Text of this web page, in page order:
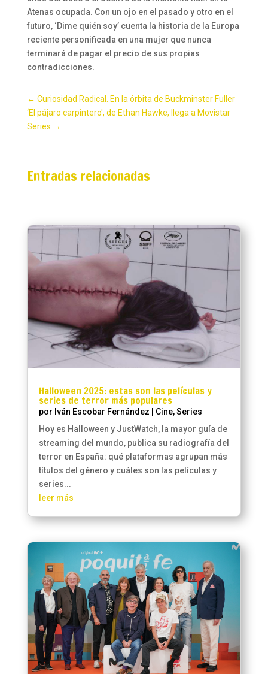
Atenas ocupada. Con un ojo en el pasado y otro en el
futuro, ‘Dime quién soy’ cuenta la historia de la Europa
reciente personificada en una mujer que nunca
terminará de pagar el precio de sus propias
contradicciones.
← Curiosidad Radical. En la órbita de Buckminster Fuller
‘El pájaro carpintero', de Ethan Hawke, llega a Movistar
Series →
Entradas relacionadas
Halloween 2025: estas son las películas y
series de terror más populares
por Iván Escobar Fernández Cine,Series
Hoy es Halloween y JustWatch, la mayor guía de
streaming del mundo, publica su radiografía del
terror en España: qué plataformas agrupan más
títulos del género y cuáles son las películas y
series...
leer más